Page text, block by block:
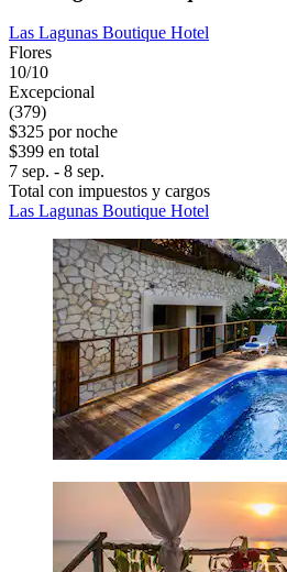
Las Lagunas Boutique Hotel
Flores
10/10
Excepcional
(379)
$325 por noche
$399 en total
7 sep. - 8 sep.
Total con impuestos y cargos
Las Lagunas Boutique Hotel